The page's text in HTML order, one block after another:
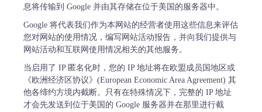
息将传输到 Google 并由其存储在位于美国的服务器中。
Google 将代表我们作为本网站的经营者使用这些信息来评估
您对网站的使用情况，编写网站活动报告，并向我们提供与
网站活动和互联网使用情况相关的其他服务。
当启用了 IP 匿名化时，您的 IP 地址将在欧盟成员国地区或
《欧洲经济区协议》(European Economic Area Agreement) 其
他各缔约方境内截断。只有在特殊情况下，完整的 IP 地址
才会先发送到位于美国的 Google 服务器并在那里进行截